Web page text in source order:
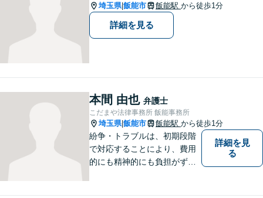
埼玉県|飯能市 飯能駅 から徒歩1分
詳細を見る
本間 由也 弁護士
こだまや法律事務所 飯能事務所
埼玉県|飯能市 飯能駅 から徒歩1分
紛争・トラブルは、初期段階
で対応することにより、費用
的にも精神的にも負担がずっ
詳細を見
る